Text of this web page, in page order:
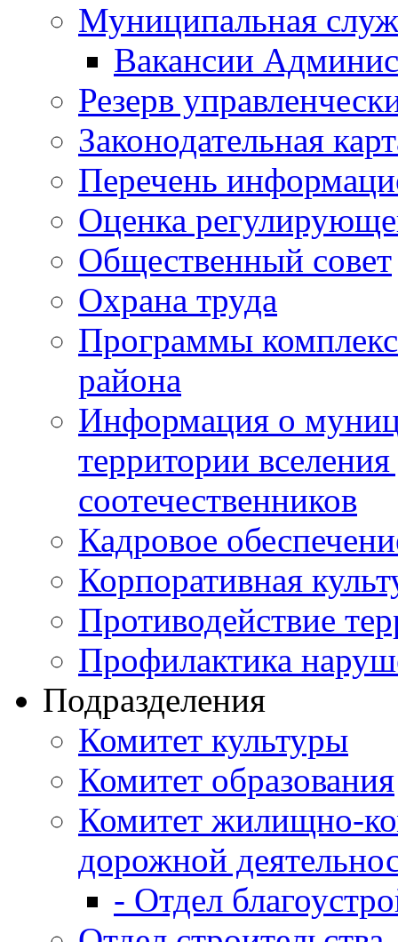
Муниципальная
Вакансии
Резерв
Законодательная
Перечень
Оценка
Общественный совет
Охрана труда
Программы
района
Информация о
территории
соотечественников
Кадровое
Корпоративная
Противодействие
Профилактика
Подразделения
Комитет культуры
Комитет образования
Комитет жилищно-
дорожной
- Отдел